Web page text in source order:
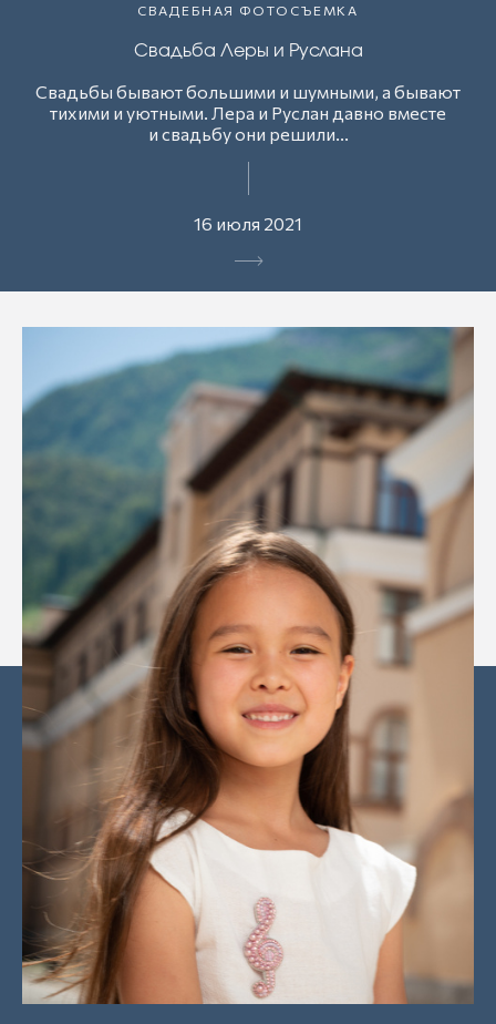
СВАДЕБНАЯ ФОТОСЪЕМКА
Свадьба Леры и Руслана
Свадьбы бывают большими и шумными, а бывают
тихими и уютными. Лера и Руслан давно вместе
и свадьбу они решили...
16 июля 2021